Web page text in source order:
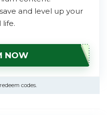
and level up your
life.
NOW
codes.